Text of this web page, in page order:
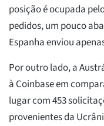
posição é ocupada
pedidos, um pouco
Espanha enviou
Por outro lado, a
à Coinbase em
lugar com 453
provenientes da